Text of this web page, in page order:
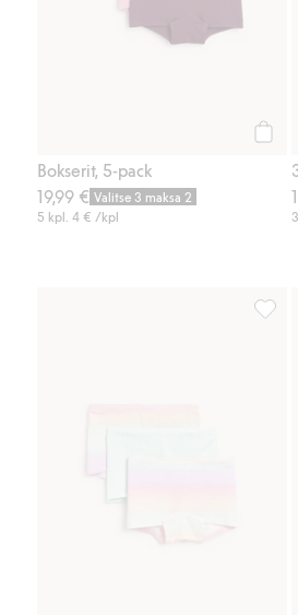
Bokserit, 5-pack
19,99 € Valitse 3 maksa 2
5 kpl. 4 € /kpl